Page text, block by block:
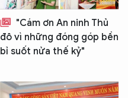
"Cám ơn An ninh Thủ
đô vì những đóng góp bền
bỉ suốt nửa thế kỷ"